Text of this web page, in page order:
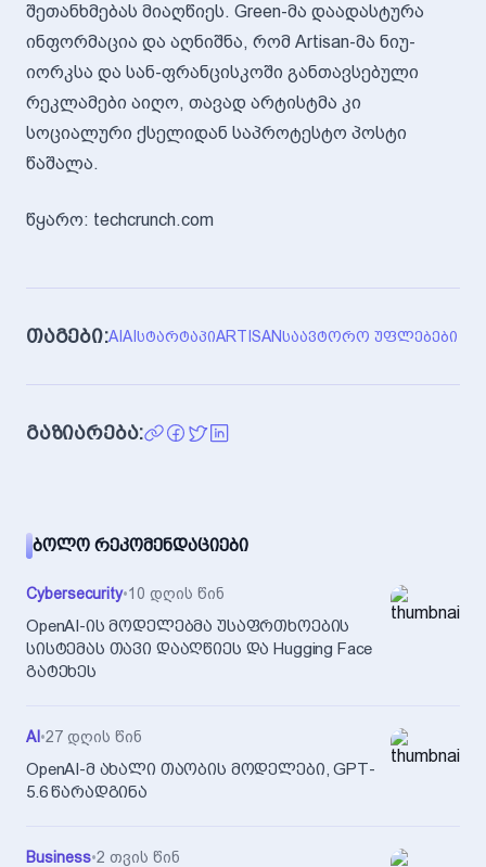
შეთანხმებას მიაღწიეს. Green-მა დაადასტურა
ინფორმაცია და აღნიშნა, რომ Artisan-მა ნიუ-
იორკსა და სან-ფრანცისკოში განთავსებული
რეკლამები აიღო, თავად არტისტმა კი
სოციალური ქსელიდან საპროტესტო პოსტი
წაშალა.
წყარო: techcrunch.com
თაგები:AI AI ᲡᲢᲐᲠᲢᲐᲞᲘARTISANᲡᲐᲐᲕᲢᲝᲠᲝ ᲣᲤᲚᲔᲑᲔᲑᲘ
გაზიარება:
ᲑᲝᲚᲝ ᲠᲔᲙᲝᲛᲔᲜᲓᲐᲪᲘᲔᲑᲘ
Cybersecurity•10 დღის წინ
OpenAI-ის მოდელებმა უსაფრთხოების
სისტემას თავი დააღწიეს და Hugging Face
გატეხეს
AI •27 დღის წინ
OpenAI-მ ახალი თაობის მოდელები, GPT-
5.6 წარადგინა
Business•2 თვის წინ